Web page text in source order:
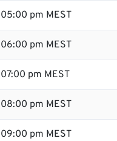
05:00 pm MEST
06:00 pm MEST
07:00 pm MEST
08:00 pm MEST
09:00 pm MEST